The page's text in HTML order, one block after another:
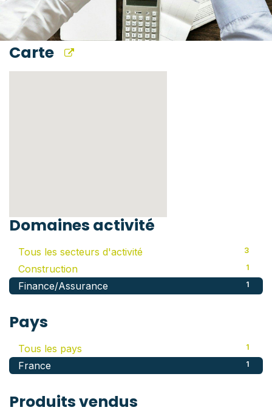
Carte
Domaines activité
3
Tous les secteurs d'activité
1
Construction
1
Finance/Assurance
Pays
1
Tous les pays
1
France
Produits vendus